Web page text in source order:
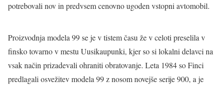
potrebovali nov in predvsem cenovno ugoden vstopni avtomobil.
Proizvodnja modela 99 se je v tistem času že v celoti preselila v
finsko tovarno v mestu Uusikaupunki, kjer so si lokalni delavci na
vsak način prizadevali ohraniti obratovanje. Leta 1984 so Finci
predlagali osvežitev modela 99 z nosom novejše serije 900, a je